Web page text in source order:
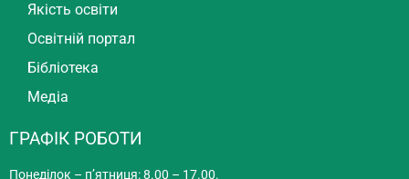
Якість освіти
Освітній портал
Бібліотека
Медіа
ГРАФІК РОБОТИ
Понеділок – п’ятниця: 8.00 – 17.00.